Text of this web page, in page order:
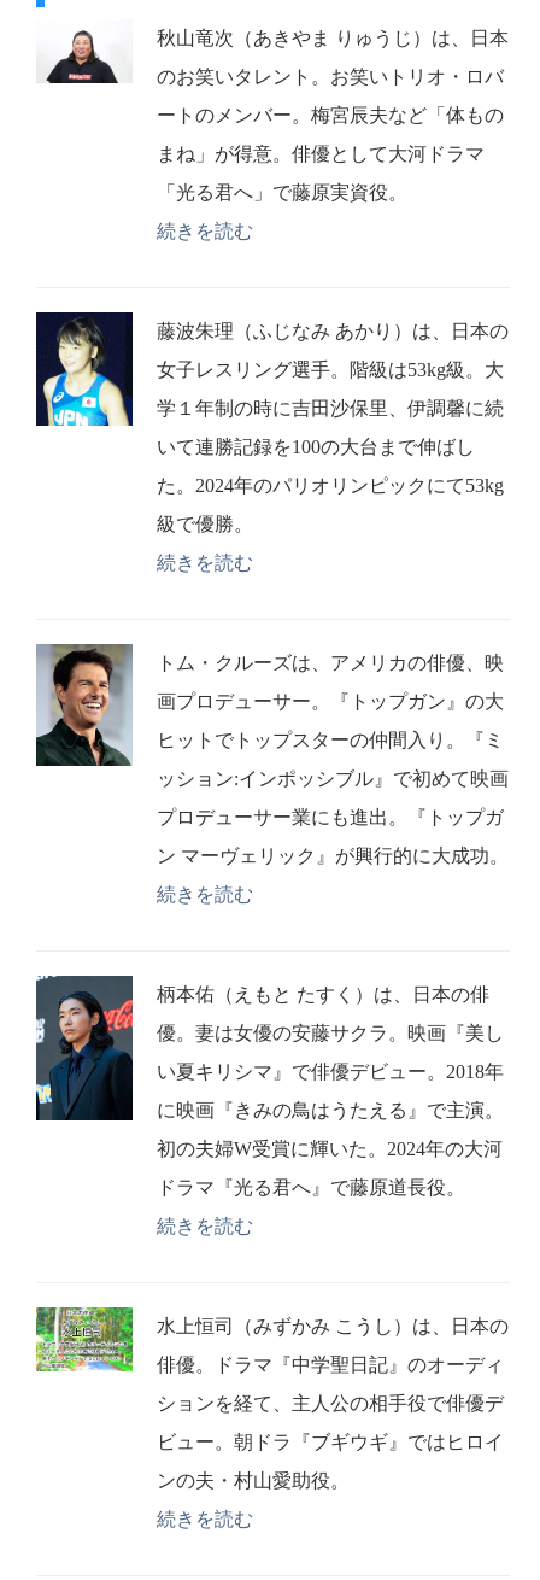
秋山竜次（あきやま りゅうじ）は、日本
のお笑いタレント。お笑いトリオ・ロバ
ートのメンバー。梅宮辰夫など「体もの
まね」が得意。俳優として大河ドラマ
「光る君へ」で藤原実資役。
続きを読む
藤波朱理（ふじなみ あかり）は、日本の
女子レスリング選手。階級は53kg級。大
学１年制の時に吉田沙保里、伊調馨に続
いて連勝記録を100の大台まで伸ばし
た。2024年のパリオリンピックにて53kg
級で優勝。
続きを読む
トム・クルーズは、アメリカの俳優、映
画プロデューサー。『トップガン』の大
ヒットでトップスターの仲間入り。『ミ
ッション:インポッシブル』で初めて映画
プロデューサー業にも進出。『トップガ
ン マーヴェリック』が興行的に大成功。
続きを読む
柄本佑（えもと たすく）は、日本の俳
優。妻は女優の安藤サクラ。映画『美し
い夏キリシマ』で俳優デビュー。2018年
に映画『きみの鳥はうたえる』で主演。
初の夫婦W受賞に輝いた。2024年の大河
ドラマ『光る君へ』で藤原道長役。
続きを読む
水上恒司（みずかみ こうし）は、日本の
俳優。ドラマ『中学聖日記』のオーディ
ションを経て、主人公の相手役で俳優デ
ビュー。朝ドラ『ブギウギ』ではヒロイ
ンの夫・村山愛助役。
続きを読む